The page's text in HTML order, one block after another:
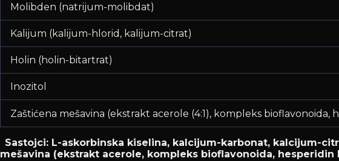
Molibden (natrijum-molibdat)
Kalijum (kalijum-hlorid, kalijum-citrat)
Holin (holin-bitartrat)
Inozitol
Zaštićena mešavina (ekstrakt acerole (4:1), kompleks
Sastojci: L-askorbinska kiselina, kalcijum-karbonat, kalcijum-
mešavina (ekstrakt acerole, kompleks bioflavonoida,